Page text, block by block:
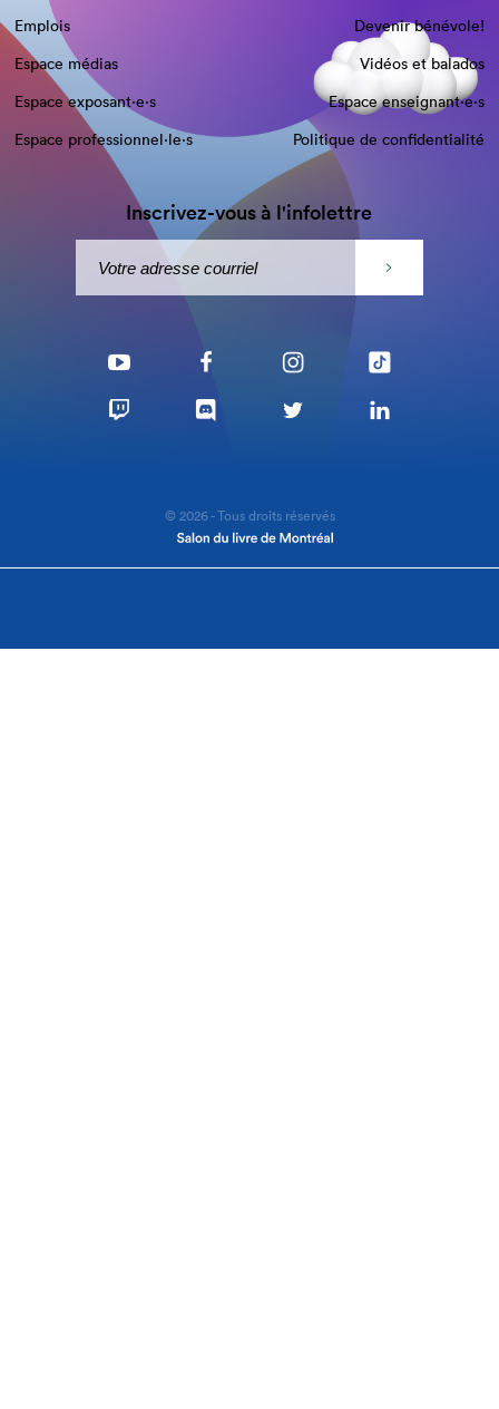
Emplois
Devenir bénévole!
Espace médias
Vidéos et balados
Espace exposant·e⋅s
Espace enseignant·e⋅s
Espace professionnel·le⋅s
Politique de confidentialité
Inscrivez-vous à l'infolettre
© 2026 - Tous droits réservés